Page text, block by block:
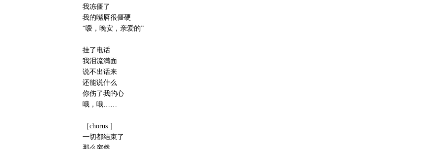
我冻僵了
我的嘴唇很僵硬
“嗳，晚安，亲爱的”
挂了电话
我泪流满面
说不出话来
还能说什么
你伤了我的心
哦，哦……
［chorus ］
一切都结束了